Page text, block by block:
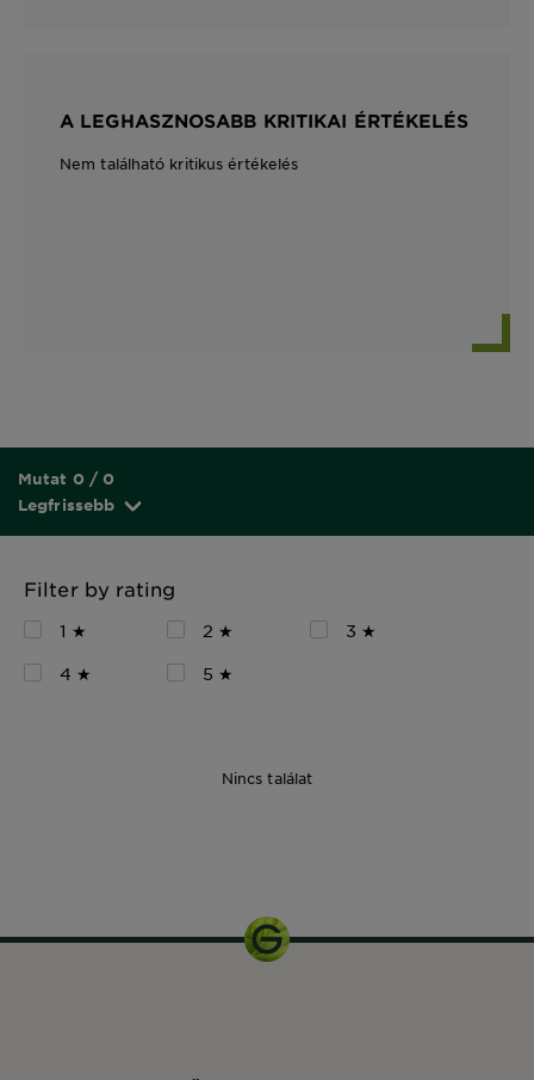
A LEGHASZNOSABB KRITIKAI ÉRTÉKELÉS
Nem található kritikus értékelés
Mutat 0 / 0
Legfrissebb
Filter by rating
1 ★ 2 ★
3 ★
4 ★
5 ★
Nincs találat